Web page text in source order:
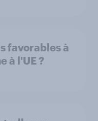
favorables à
à l'UE ?